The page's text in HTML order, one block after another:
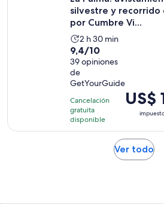
silvestre y recorrido
por Cumbre Vi...
La
actividad
dura
2
horas
y
30
minutos
2 h 30 min
9.4
de
10
con
39
opiniones
9,4/10
39 opiniones
de
GetYourGuide
Cancelación
gratuita
disponible
El
precio
de
US$
por
US$
Ver todoSe